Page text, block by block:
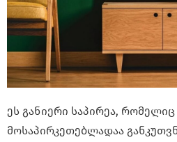
ეს განიერი საპირეა,
მოსაპირკეთებლადაა